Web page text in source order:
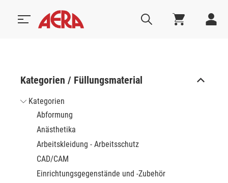
Kategorien / Füllungsmaterial
Kategorien
Abformung
Anästhetika
Arbeitskleidung - Arbeitsschutz
CAD/CAM
Einrichtungsgegenstände und -Zubehör